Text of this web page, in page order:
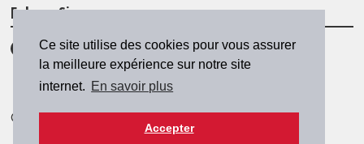
Ce site utilise des cookies pour vous assurer
la meilleure expérience sur notre site
internet. En savoir plus
Accepter
Folgen Sie uns
© 2026 SZH/CSPS|csps@csps.ch